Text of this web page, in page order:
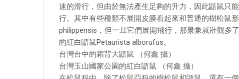
速的滑行，但由於無法產生足夠的升力，因此鼯鼠只
行。其中有些種類不展開皮膜看起來和普通的樹松鼠
philippensis，但一旦它們展開飛行，那景象就壯觀多
的紅白鼯鼠Petaurista alborufus。
台灣台中的霜背大鼯鼠 （何鑫 攝）
台灣玉山國家公園的紅白鼯鼠 （何鑫 攝）